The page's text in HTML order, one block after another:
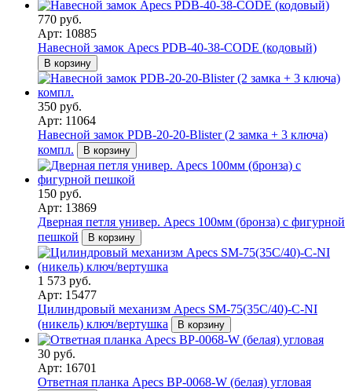
770 руб.
Арт: 10885
Навесной замок Apecs PDB-40-38-CODE (кодовый)
В корзину
350 руб.
Арт: 11064
Навесной замок PDB-20-20-Blister (2 замка + 3 ключа)
компл.
В корзину
150 руб.
Арт: 13869
Дверная петля универ. Apecs 100мм (бронза) с фигурной
пешкой
В корзину
1 573 руб.
Арт: 15477
Цилиндровый механизм Apecs SM-75(35C/40)-C-NI
(никель) ключ/вертушка
В корзину
30 руб.
Арт: 16701
Ответная планка Apecs BP-0068-W (белая) угловая